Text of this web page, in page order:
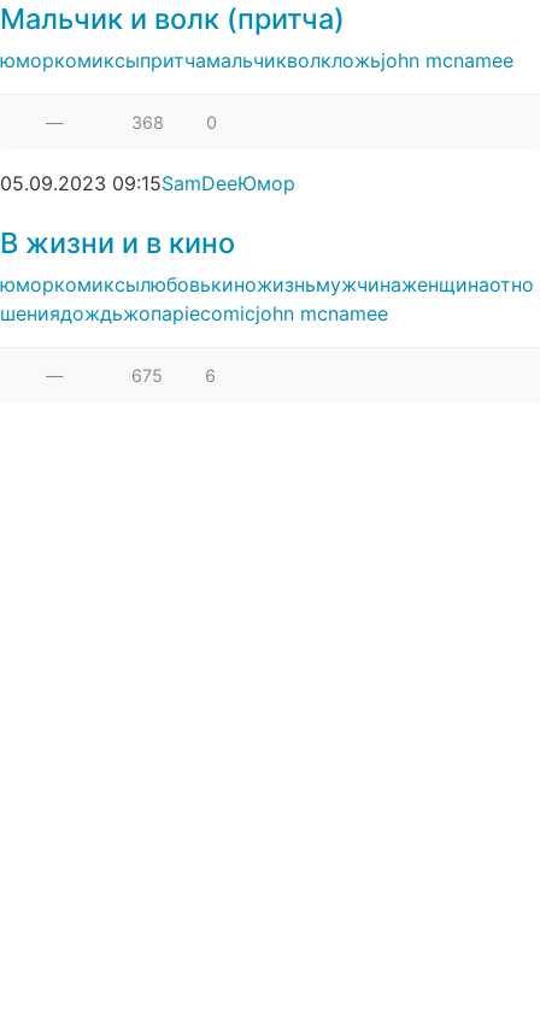
Мальчик и волк (притча)
юморкомиксыпритчамальчикволкложьjohn mcnamee
— 368 0
05.09.2023 09:15SamDeeЮмор
В жизни и в кино
юморкомиксылюбовькиножизньмужчинаженщинаотно
шениядождьжопаpiecomicjohn mcnamee
— 675 6